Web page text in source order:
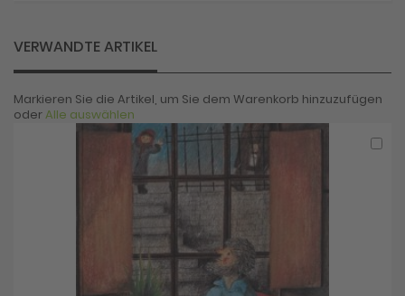
VERWANDTE ARTIKEL
Markieren Sie die Artikel, um Sie dem Warenkorb hinzuzufügen
oderAlle auswählen
In